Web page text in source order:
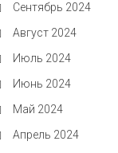
Сентябрь 2024
Август 2024
Июль 2024
Июнь 2024
Май 2024
Апрель 2024